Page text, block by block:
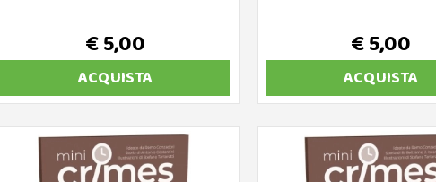
€ 5,00
ACQUISTA
€ 5,00
ACQUISTA